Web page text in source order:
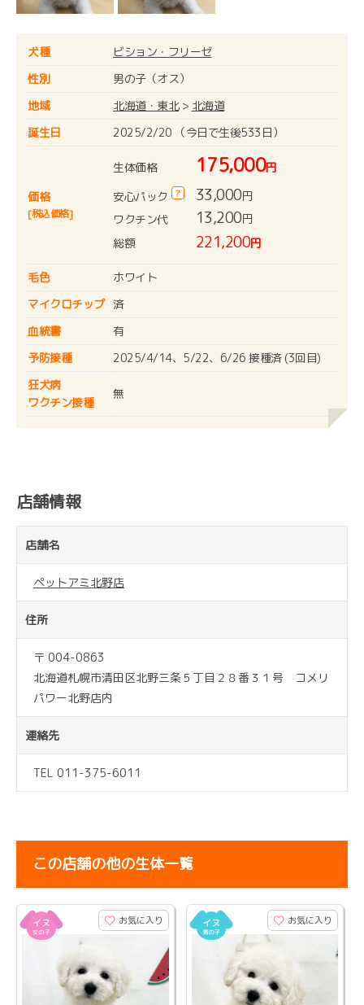
犬種
ビション・フリーゼ
性別
男の子（オス）
地域
北海道・東北> 北海道
誕生日
2025/2/20 （今日で生後533日）
価格
[税込価格]
生体価格 175,000円
安心パック
? 33,000円
ワクチン代
13,200円
総額
221,200円
毛色
ホワイト
マイクロチップ 済
血統書
有
予防接種
2025/4/14、5/22、6/26 接種済 (3回目)
狂犬病
ワクチン接種
無
店舗情報
店舗名
ペットアミ北野店
住所
〒 004-0863
北海道札幌市清田区北野三条５丁目２８番３１号 コメリ
パワー北野店内
連絡先
TEL 011-375-6011
この店舗の他の生体一覧
お気に入り お気に入り